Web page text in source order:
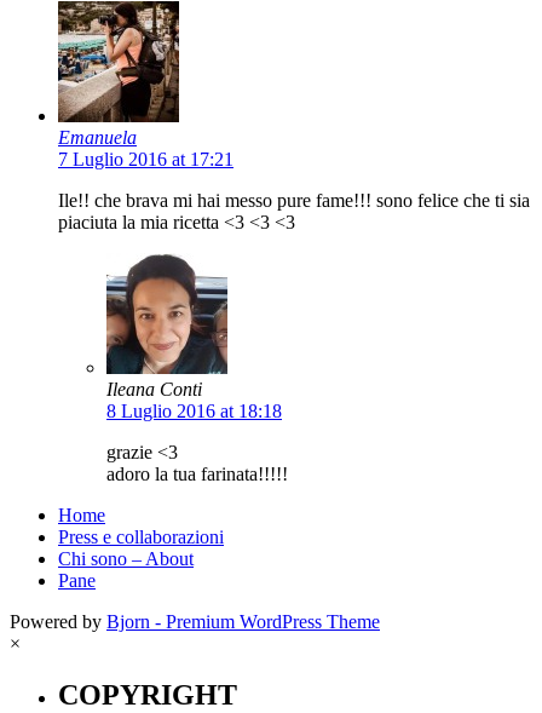
Emanuela
7 Luglio 2016 at 17:21
Ile!! che brava mi hai messo pure fame!!! sono felice che ti sia
piaciuta la mia ricetta <3 <3 <3
Ileana Conti
8 Luglio 2016 at 18:18
grazie <3
adoro la tua farinata!!!!!
Home
Press e collaborazioni
Chi sono – About
Pane
Powered by Bjorn - Premium WordPress Theme
×
COPYRIGHT